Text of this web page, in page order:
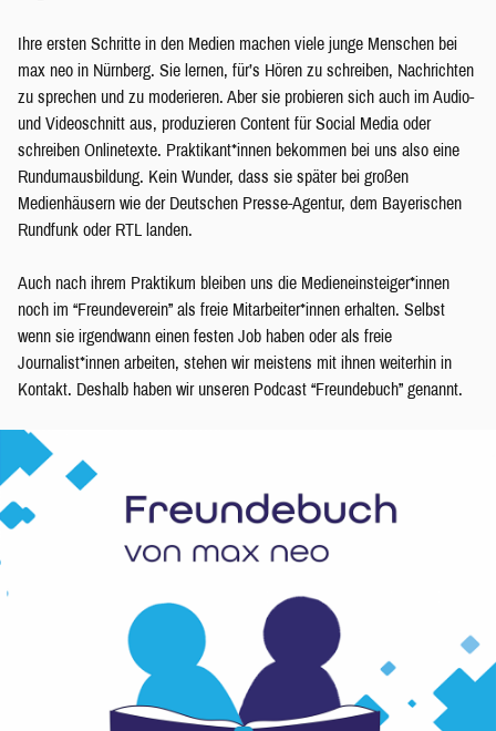
Ihre ersten Schritte in den Medien machen viele junge Menschen bei
max neo in Nürnberg. Sie lernen, für’s Hören zu schreiben, Nachrichten
zu sprechen und zu moderieren. Aber sie probieren sich auch im Audio-
und Videoschnitt aus, produzieren Content für Social Media oder
schreiben Onlinetexte. Praktikant*innen bekommen bei uns also eine
Rundumausbildung. Kein Wunder, dass sie später bei großen
Medienhäusern wie der Deutschen Presse-Agentur, dem Bayerischen
Rundfunk oder RTL landen.
Auch nach ihrem Praktikum bleiben uns die Medieneinsteiger*innen
noch im “Freundeverein” als freie Mitarbeiter*innen erhalten. Selbst
wenn sie irgendwann einen festen Job haben oder als freie
Journalist*innen arbeiten, stehen wir meistens mit ihnen weiterhin in
Kontakt. Deshalb haben wir unseren Podcast “Freundebuch” genannt.